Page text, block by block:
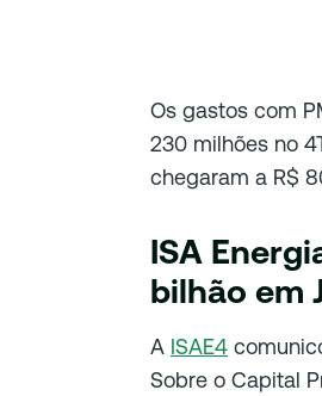
Os gastos com
230 milhões no
chegaram a R$
ISA
bilhão em
A ISAE4
Sobre o Capital